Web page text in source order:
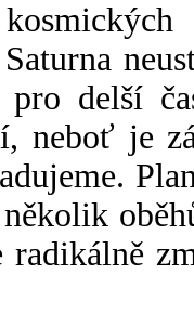
delší
neboť je